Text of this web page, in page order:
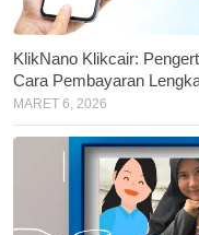
KlikNano Klikcair:
Cara Pembayaran
MARET 6, 2026